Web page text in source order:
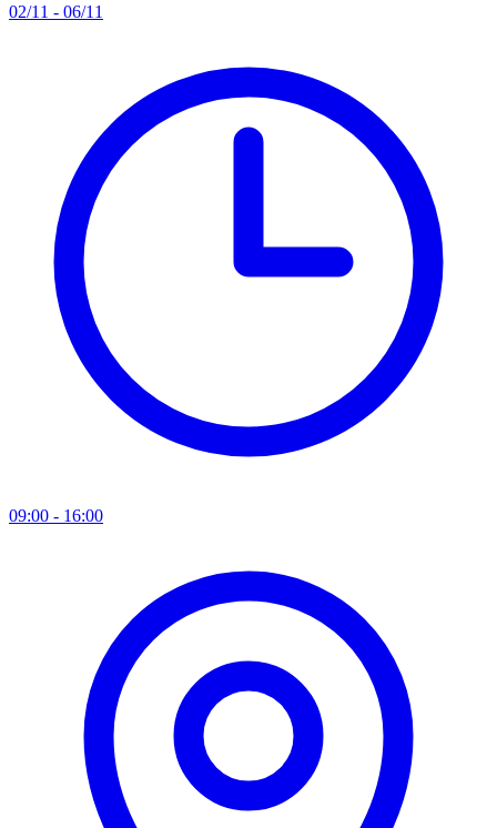
02/11 - 06/11
09:00 - 16:00